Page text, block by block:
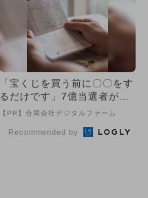
「宝くじを買う前に〇〇をす
るだけです」7億当選者が続
出
【PR】合同会社デジタルファーム
Recommended by